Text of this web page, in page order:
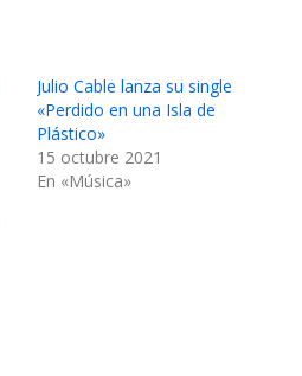
Julio Cable lanza su single
«Perdido en una Isla de
Plástico»
15 octubre 2021
En «Música»